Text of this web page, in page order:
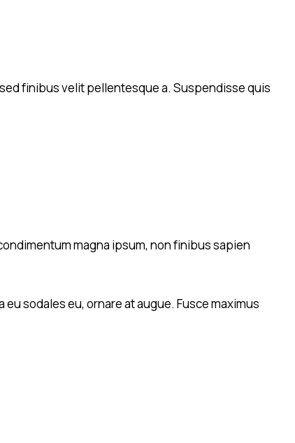
finibus velit pellentesque a. Suspendisse quis
magna ipsum, non finibus sapien
sodales eu, ornare at augue. Fusce maximus